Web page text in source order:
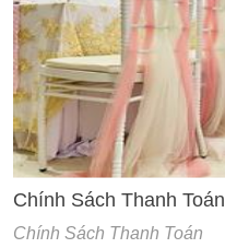
'
Chính Sách Thanh Toán
Chính Sách Thanh Toán